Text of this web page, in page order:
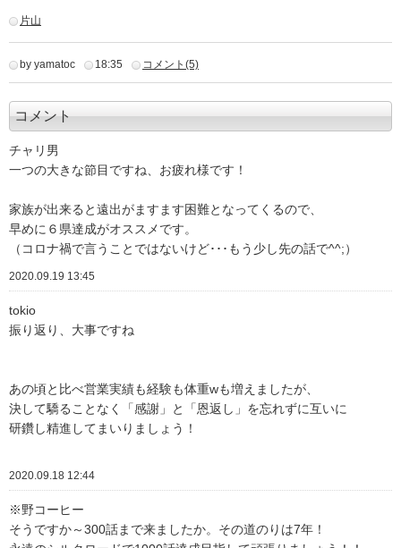
片山
by yamatoc 18:35 コメント(5)
コメント
チャリ男
一つの大きな節目ですね、お疲れ様です！
家族が出来ると遠出がますます困難となってくるので、
早めに６県達成がオススメです。
（コロナ禍で言うことではないけど･･･もう少し先の話で^^;）
2020.09.19 13:45
tokio
振り返り、大事ですね
あの頃と比べ営業実績も経験も体重wも増えましたが、
決して驕ることなく「感謝」と「恩返し」を忘れずに互いに
研鑽し精進してまいりましょう！
2020.09.18 12:44
※野コーヒー
そうですか～300話まで来ましたか。その道のりは7年！